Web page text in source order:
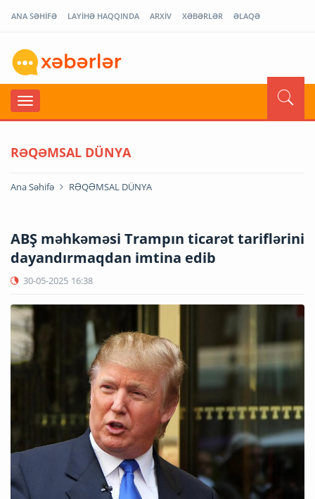
ANA SƏHİFƏ LAYİHƏ HAQQINDA ARXİV XƏBƏRLƏR ƏLAQƏ
RƏQƏMSAL DÜNYA
Ana Səhifə RƏQƏMSAL DÜNYA
ABŞ məhkəməsi Trampın ticarət tariflərini
dayandırmaqdan imtina edib
30-05-2025 16:38